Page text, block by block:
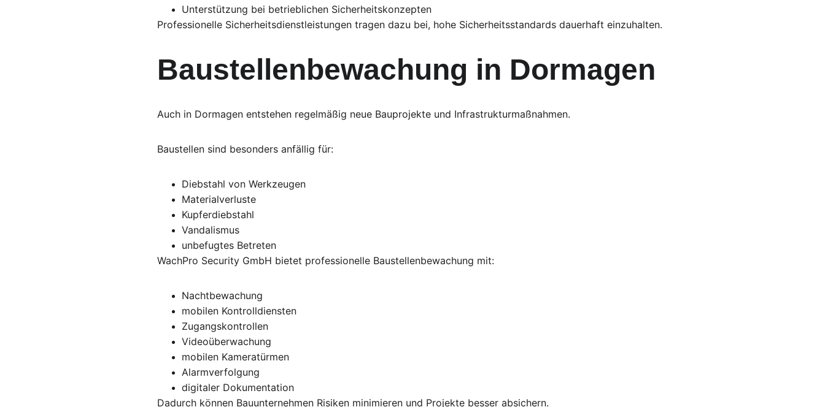
Unterstützung bei betrieblichen Sicherheitskonzepten
Professionelle Sicherheitsdienstleistungen tragen dazu bei, hohe Sicherheitsstandards dauerhaft einzuhalten.
Baustellenbewachung in Dormagen
Auch in Dormagen entstehen regelmäßig neue Bauprojekte und Infrastrukturmaßnahmen.
Baustellen sind besonders anfällig für:
Diebstahl von Werkzeugen
Materialverluste
Kupferdiebstahl
Vandalismus
unbefugtes Betreten
WachPro Security GmbH bietet professionelle Baustellenbewachung mit:
Nachtbewachung
mobilen Kontrolldiensten
Zugangskontrollen
Videoüberwachung
mobilen Kameratürmen
Alarmverfolgung
digitaler Dokumentation
Dadurch können Bauunternehmen Risiken minimieren und Projekte besser absichern.